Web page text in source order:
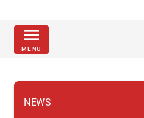
menu
MENU
NEWS